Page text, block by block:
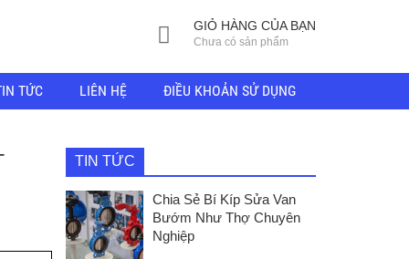
GIỎ HÀNG CỦA BẠN
Chưa có sản phẩm
TỨC LIÊN HỆ ĐIỀU KHOẢN SỬ DỤNG
TIN TỨC
Chia Sẻ Bí Kíp Sửa Van
Bướm Như Thợ Chuyên
Nghiệp